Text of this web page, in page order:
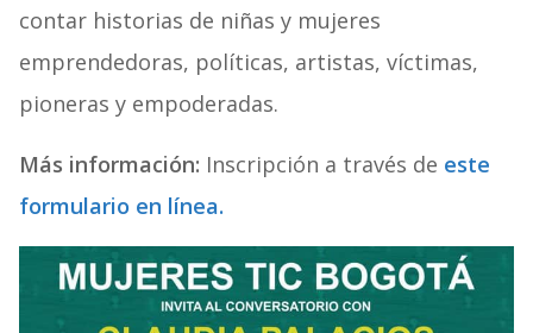
contar historias de niñas y mujeres
emprendedoras, políticas, artistas, víctimas,
pioneras y empoderadas.
Más información: Inscripción a través de este
formulario en línea.